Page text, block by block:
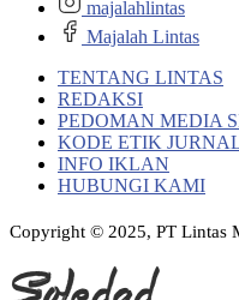
majalahlintas
Majalah Lintas
TENTANG LINTAS
REDAKSI
PEDOMAN MEDIA
KODE ETIK
INFO IKLAN
HUBUNGI KAMI
Copyright © 2025, PT Lintas